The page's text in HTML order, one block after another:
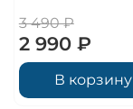
3 490 ₽
2 990 ₽
В корзину